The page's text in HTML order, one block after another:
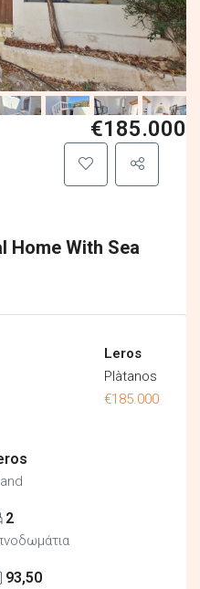
Home With Sea
€185.000
Leros
Plàtanos
€185.000
2
93,50